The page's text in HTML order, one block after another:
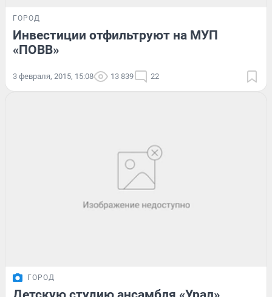
ГОРОД
Инвестиции отфильтруют на МУП
«ПОВВ»
3 февраля, 2015, 15:08 13 839 22
ГОРОД